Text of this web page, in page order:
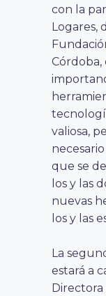
con la
Logares,
Córdoba,
valiosa,
que se
los y las
nuevas
los y las
La
estará a